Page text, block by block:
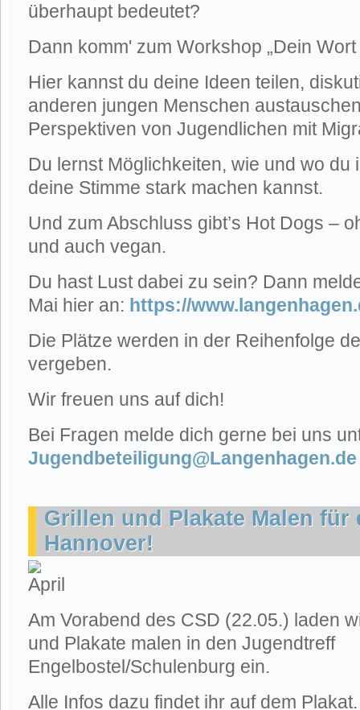
überhaupt bedeutet?
Dann komm' zum Workshop „Dein Wort
Hier kannst du deine Ideen teilen,
anderen jungen Menschen
Perspektiven von Jugendlichen mit
Du lernst Möglichkeiten, wie und wo du
deine Stimme stark machen kannst.
Und zum Abschluss gibt’s Hot Dogs –
und auch vegan.
Du hast Lust dabei zu sein? Dann
Mai hier an: https://
Die Plätze werden in der Reihenfolge
vergeben.
Wir freuen uns auf dich!
Bei Fragen melde dich gerne bei uns
Jugendbeteiligung@Langenhagen.de
Grillen und Plakate Malen für
Hannover!
Am Vorabend des CSD (22.05.) laden
und Plakate malen in den Jugendtreff
Engelbostel/Schulenburg ein.
Alle Infos dazu findet ihr auf dem Plakat.